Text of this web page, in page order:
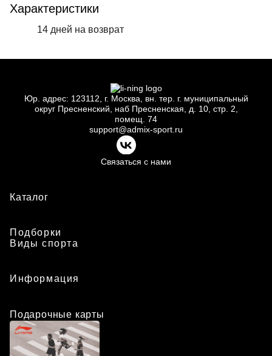
Характеристики
14 дней на возврат
Юр. адрес: 123112, г. Москва, вн. тер. г. муниципальный
округ Пресненский, наб Пресненская, д.
10, стр. 2,
помещ. 74
support@admix-sport.ru
Связаться с нами
Каталог
Подборки
Виды спорта
Информация
Подарочные карты